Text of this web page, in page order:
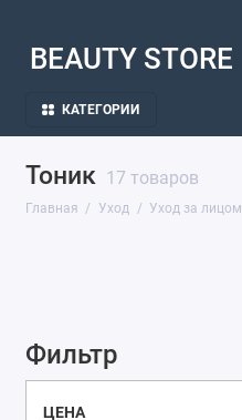
BEAUTY STORE
КАТЕГОРИИ
Тоник 17 товаров
Главная Уход Уход за лицом
Фильтр
ЦЕНА